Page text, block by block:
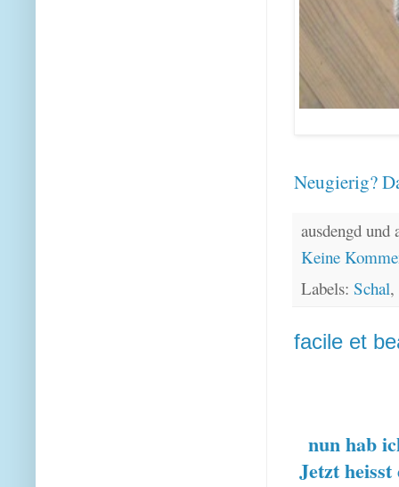
Neugierig?
ausdengd
Keine
Labels: Schal,
facile et
nun hab
Jetzt